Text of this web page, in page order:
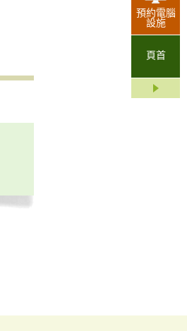
預約電腦
設施
頁首